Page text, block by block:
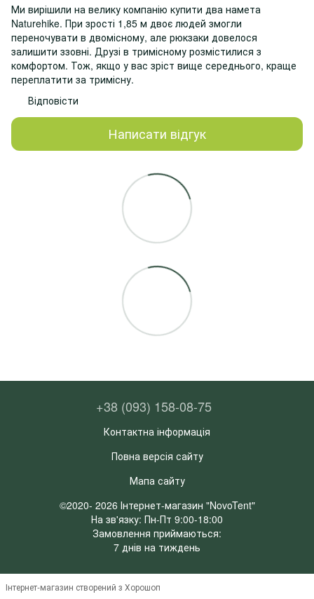
Ми вирішили на велику компанію купити два намета
Naturehike. При зрості 1,85 м двоє людей змогли
переночувати в двомісному, але рюкзаки довелося
залишити ззовні. Друзі в тримісному розмістилися з
комфортом. Тож, якщо у вас зріст вище середнього, краще
переплатити за тримісну.
Відповісти
Написати відгук
+38 (093) 158-08-75
Контактна інформація
Повна версія сайту
Мапа сайту
©2020- 2026 Інтернет-магазин "NovoTent"
На зв'язку: Пн-Пт 9:00-18:00
Замовлення приймаються:
7 днів на тиждень
Інтернет-магазин створений з Хорошоп